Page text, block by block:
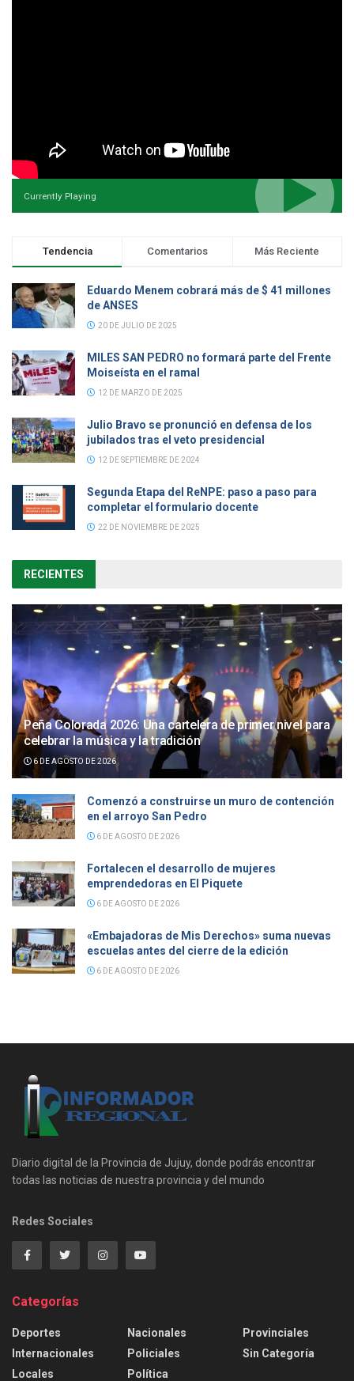
Currently Playing
Tendencia Comentarios Más Reciente
Eduardo Menem cobrará más de $ 41 millones
de ANSES
20 DE JULIO DE 2025
MILES SAN PEDRO no formará parte del Frente
Moiseísta en el ramal
12 DE MARZO DE 2025
Julio Bravo se pronunció en defensa de los
jubilados tras el veto presidencial
12 DE SEPTIEMBRE DE 2024
Segunda Etapa del ReNPE: paso a paso para
completar el formulario docente
22 DE NOVIEMBRE DE 2025
RECIENTES
Peña Colorada 2026: Una cartelera de primer nivel para
celebrar la música y la tradición
6 DE AGOSTO DE 2026
Comenzó a construirse un muro de contención
en el arroyo San Pedro
6 DE AGOSTO DE 2026
Fortalecen el desarrollo de mujeres
emprendedoras en El Piquete
6 DE AGOSTO DE 2026
«Embajadoras de Mis Derechos» suma nuevas
escuelas antes del cierre de la edición
6 DE AGOSTO DE 2026
Diario digital de la Provincia de Jujuy, donde podrás encontrar
todas las noticias de nuestra provincia y del mundo
Redes Sociales
Categorías
Deportes
Internacionales
Locales
Nacionales
Policiales
Política
Provinciales
Sin Categoría